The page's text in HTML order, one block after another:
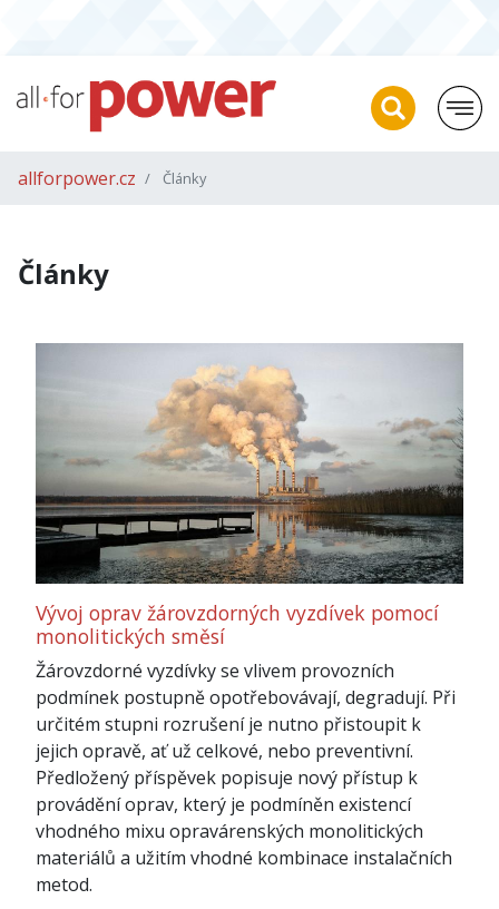
allforpower.cz Články
Články
Vývoj oprav žárovzdorných vyzdívek pomocí
monolitických směsí
Žárovzdorné vyzdívky se vlivem provozních
podmínek postupně opotřebovávají, degradují. Při
určitém stupni rozrušení je nutno přistoupit k
jejich opravě, ať už celkové, nebo preventivní.
Předložený příspěvek popisuje nový přístup k
provádění oprav, který je podmíněn existencí
vhodného mixu opravárenských monolitických
materiálů a užitím vhodné kombinace instalačních
metod.